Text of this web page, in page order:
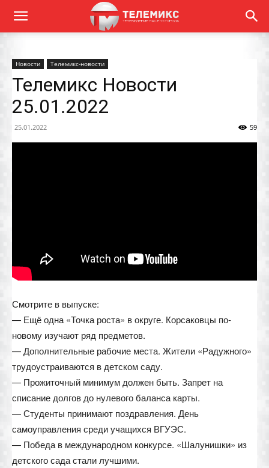
Новости Телемикс-новости
Телемикс Новости
25.01.2022
25.01.2022 59
Смотрите в выпуске:
— Ещё одна «Точка роста» в округе. Корсаковцы по-
новому изучают ряд предметов.
— Дополнительные рабочие места. Жители «Радужного»
трудоустраиваются в детском саду.
— Прожиточный минимум должен быть. Запрет на
списание долгов до нулевого баланса карты.
— Студенты принимают поздравления. День
самоуправления среди учащихся ВГУЭС.
— Победа в международном конкурсе. «Шалунишки» из
детского сада стали лучшими.